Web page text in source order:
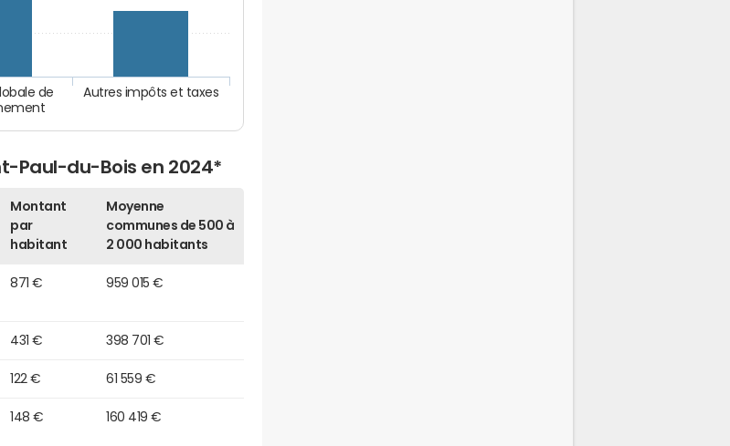
Autres impôts et taxes
de
Paul-du-Bois en 2024*
Montant
par
habitant
Moyenne
communes de 500 à
2 000 habitants
871 € 959 015 €
431 € 398 701 €
122 € 61 559 €
148 € 160 419 €